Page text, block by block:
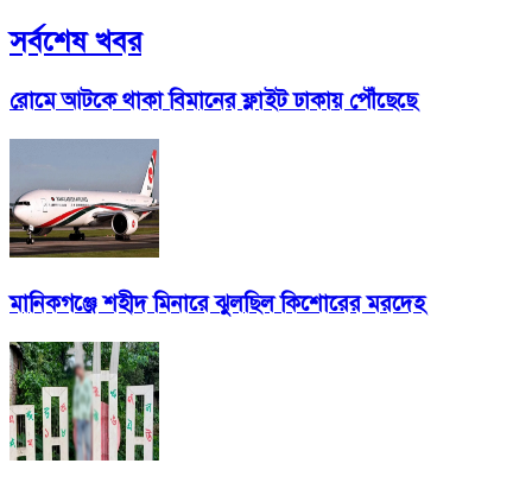
সর্বশেষ খবর
রোমে আটকে থাকা বিমানের ফ্লাইট ঢাকায় পৌঁছেছে
মানিকগঞ্জে শহীদ মিনারে ঝুলছিল কিশোরের মরদেহ